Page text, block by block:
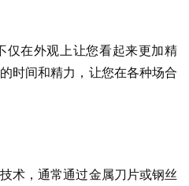
仅在外观上让您看起来更加精
时间和精力，让您在各种场合
术，通常通过金属刀片或钢丝